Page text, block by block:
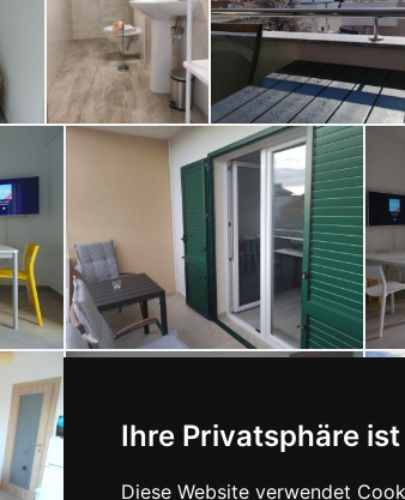
Ihre Privatsphäre
Diese Website verwendet